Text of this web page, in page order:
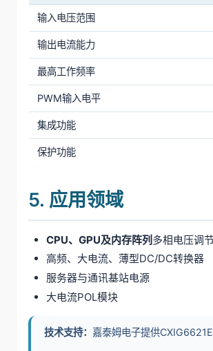
输入电压范围
输出电流能力
最高工作频率
PWM输入电平
集成功能
保护功能
5. 应用领域
CPU、GPU及内存阵列 多相电压调
高频、大电流、薄型DC/DC转换器
服务器与通讯基站电源
大电流POL模块
技术支持： 嘉泰姆电子提供